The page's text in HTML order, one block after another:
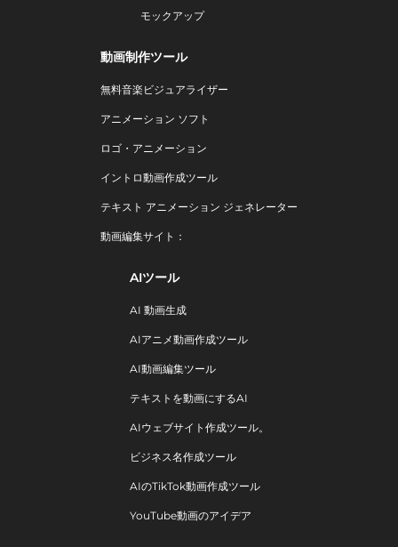
モックアップ
動画制作ツール
無料音楽ビジュアライザー
アニメーション ソフト
ロゴ・アニメーション
イントロ動画作成ツール
テキスト アニメーション ジェネレーター
動画編集サイト：
AIツール
AI 動画生成
AIアニメ動画作成ツール
AI動画編集ツール
テキストを動画にするAI
AIウェブサイト作成ツール。
ビジネス名作成ツール
AIのTikTok動画作成ツール
YouTube動画のアイデア